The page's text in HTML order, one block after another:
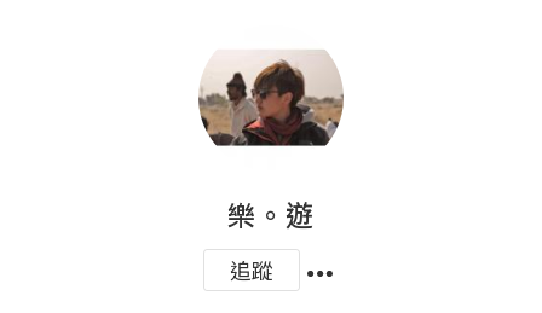
樂。遊
追蹤